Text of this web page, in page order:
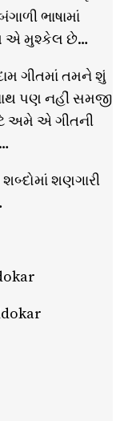
ભાષામાં
એ મુશ્કેલ છે…
ગીતમાં તમને શું
પણ નહીં સમજી
અમે એ ગીતની
શણગારી